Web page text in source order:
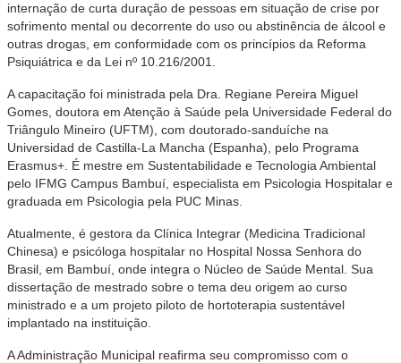
internação de curta duração de pessoas em situação de crise por
sofrimento mental ou decorrente do uso ou abstinência de álcool e
outras drogas, em conformidade com os princípios da Reforma
Psiquiátrica e da Lei nº 10.216/2001.
A capacitação foi ministrada pela Dra. Regiane Pereira Miguel
Gomes, doutora em Atenção à Saúde pela Universidade Federal do
Triângulo Mineiro (UFTM), com doutorado-sanduíche na
Universidad de Castilla-La Mancha (Espanha), pelo Programa
Erasmus+. É mestre em Sustentabilidade e Tecnologia Ambiental
pelo IFMG Campus Bambuí, especialista em Psicologia Hospitalar e
graduada em Psicologia pela PUC Minas.
Atualmente, é gestora da Clínica Integrar (Medicina Tradicional
Chinesa) e psicóloga hospitalar no Hospital Nossa Senhora do
Brasil, em Bambuí, onde integra o Núcleo de Saúde Mental. Sua
dissertação de mestrado sobre o tema deu origem ao curso
ministrado e a um projeto piloto de hortoterapia sustentável
implantado na instituição.
A Administração Municipal reafirma seu compromisso com o